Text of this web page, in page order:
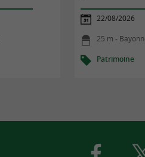
22/08/2026
25 m -
Patrimoine